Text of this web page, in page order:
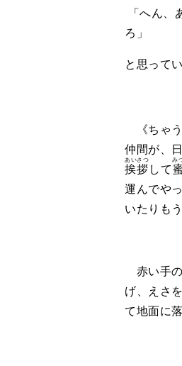
「へん、
ろ」
と思って
《ちゃう
仲間が、
挨拶
あいさつ
して
み
運んでや
いたりも
赤い手の
げ、えさ
て地面に